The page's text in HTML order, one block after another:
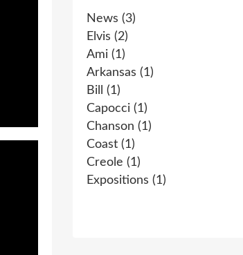
News (3)
Elvis (2)
Ami (1)
Arkansas (1)
Bill
(1)
Capocci (1)
Chanson (1)
Coast (1)
Creole (1)
Expositions (1)